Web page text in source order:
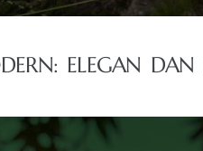
ELEGAN